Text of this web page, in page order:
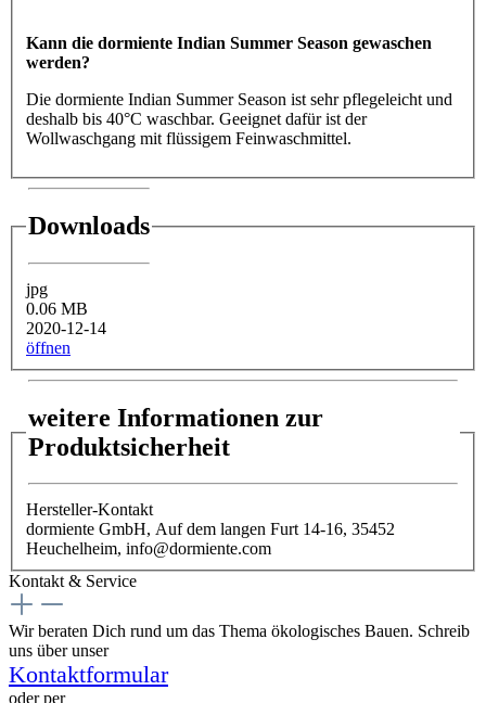
Kann die dormiente Indian Summer Season gewaschen
werden?
Die dormiente Indian Summer Season ist sehr pflegeleicht und
deshalb bis 40°C waschbar. Geeignet dafür ist der
Wollwaschgang mit flüssigem Feinwaschmittel.
Downloads
jpg
0.06 MB
2020-12-14
öffnen
weitere Informationen zur
Produktsicherheit
Hersteller-Kontakt
dormiente GmbH, Auf dem langen Furt 14-16, 35452
Heuchelheim, info@dormiente.com
Kontakt & Service
Wir beraten Dich rund um das Thema ökologisches Bauen. Schreib
uns über unser
Kontaktformular
oder per